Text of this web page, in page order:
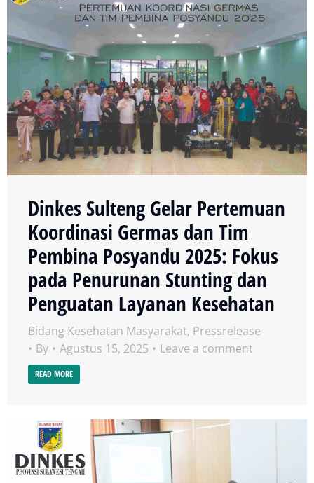
Dinkes Sulteng Gelar Pertemuan
Koordinasi Germas dan Tim
Pembina Posyandu 2025: Fokus
pada Penurunan Stunting dan
Penguatan Layanan Kesehatan
Bidang Kesehatan Masyarakat, Pressrelease
By
Agustus 15, 2025 Leave a comment
READ MORE